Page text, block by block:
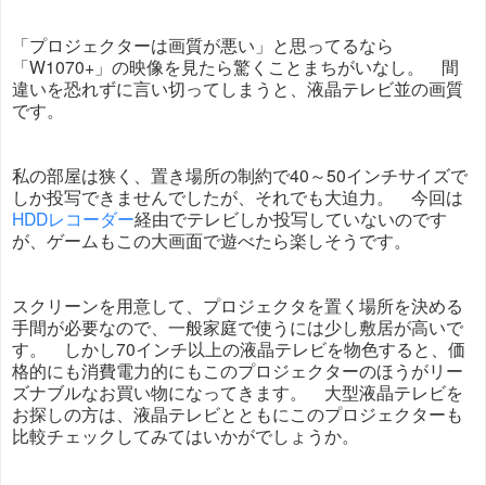
「プロジェクターは画質が悪い」と思ってるなら
「W1070+」の映像を見たら驚くことまちがいなし。 間
違いを恐れずに言い切ってしまうと、液晶テレビ並の画質
です。
私の部屋は狭く、置き場所の制約で40～50インチサイズで
しか投写できませんでしたが、それでも大迫力。 今回は
HDDレコーダー経由でテレビしか投写していないのです
が、ゲームもこの大画面で遊べたら楽しそうです。
スクリーンを用意して、プロジェクタを置く場所を決める
手間が必要なので、一般家庭で使うには少し敷居が高いで
す。 しかし70インチ以上の液晶テレビを物色すると、価
格的にも消費電力的にもこのプロジェクターのほうがリー
ズナブルなお買い物になってきます。 大型液晶テレビを
お探しの方は、液晶テレビとともにこのプロジェクターも
比較チェックしてみてはいかがでしょうか。